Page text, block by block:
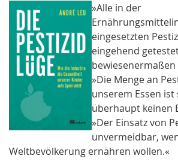
»Alle in der
eingesetzten
eingehend
»Die Menge an
unserem Essen
überhaupt keinen
»Der Einsatz von
unvermeidbar,
Weltbevölkerung ernähren wollen.«